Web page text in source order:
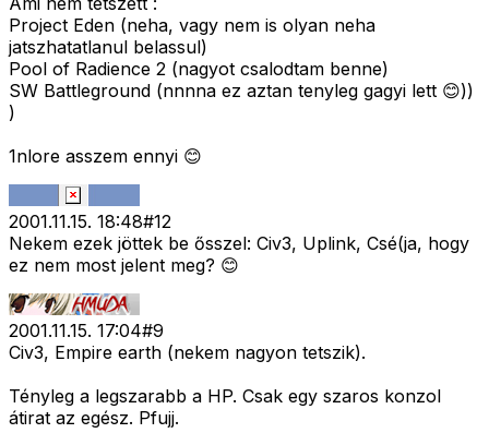
Project Eden (neha, vagy nem is olyan neha
jatszhatatlanul belassul)
Pool of Radience 2 (nagyot csalodtam benne)
SW Battleground (nnnna ez aztan tenyleg gagyi lett 😊))
)
1nlore asszem ennyi 😊
2001.11.15. 18:48#12
Nekem ezek jöttek be ősszel: Civ3, Uplink, Csé(ja, hogy
ez nem most jelent meg? 😊
2001.11.15. 17:04#9
Civ3, Empire earth (nekem nagyon tetszik).
Tényleg a legszarabb a HP. Csak egy szaros konzol
átirat az egész. Pfujj.